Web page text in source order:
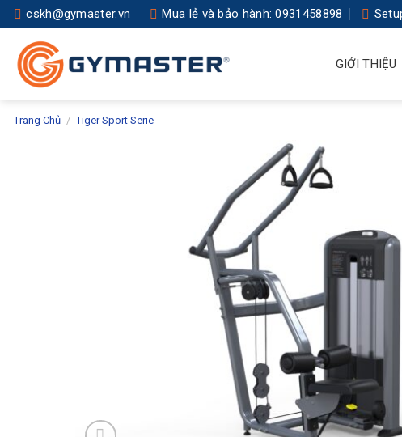
Skip
to
content
cskh@gymaster.vn Mua lẻ và bảo hành: 0931458898
GIỚI THIỆU
Trang Chủ / Tiger Sport Serie